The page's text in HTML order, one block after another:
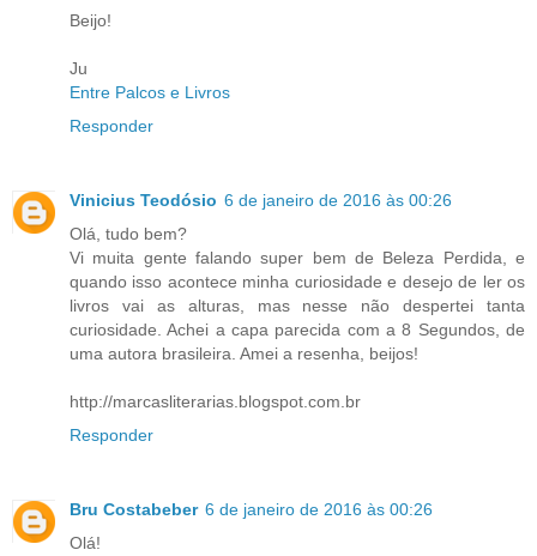
Beijo!
Ju
Entre Palcos e Livros
Responder
Vinicius Teodósio 6 de janeiro de 2016 às 00:26
Olá, tudo bem?
Vi muita gente falando super bem de Beleza Perdida, e
quando isso acontece minha curiosidade e desejo de ler os
livros vai as alturas, mas nesse não despertei tanta
curiosidade. Achei a capa parecida com a 8 Segundos, de
uma autora brasileira. Amei a resenha, beijos!
http://marcasliterarias.blogspot.com.br
Responder
Bru Costabeber 6 de janeiro de 2016 às 00:26
Olá!